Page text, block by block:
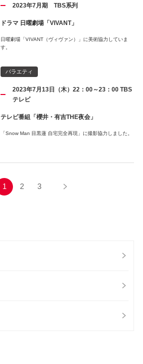
2023年7月期 TBS系列
ドラマ 日曜劇場「VIVANT」
日曜劇場「VIVANT（ヴィヴァン）」に美術協力していま
す。
バラエティ
2023年7月13日（木）22：00～23：00 TBS
テレビ
テレビ番組「櫻井・有吉THE夜会」
「Snow Man 目黒蓮 自宅完全再現」に撮影協力しました。
1 2 3